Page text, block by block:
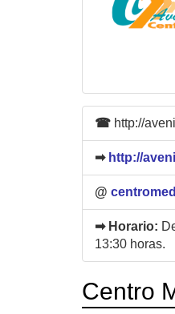
☎ http://
➡ http://
@
➡ Horario:
13:30 horas.
Centro